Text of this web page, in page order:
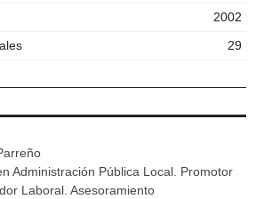
2002
29
Administración Pública Local. Promotor
Laboral. Asesoramiento